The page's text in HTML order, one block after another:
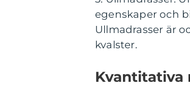
egenskaper och
Ullmadrasser är
kvalster.
Kvantitativa